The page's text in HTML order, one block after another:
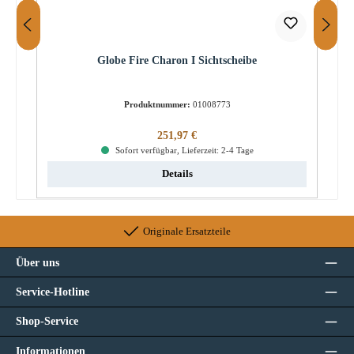
Globe Fire Charon I Sichtscheibe
Produktnummer: 01008773
Regulärer Preis:
251,97 €
Sofort verfügbar, Lieferzeit: 2-4 Tage
Details
Originale Ersatzteile
Über uns
Service-Hotline
Shop-Service
Informationen